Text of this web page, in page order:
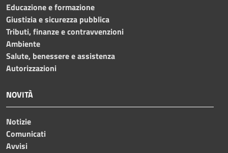
Educazione e formazione
Giustizia e sicurezza pubblica
Tributi, finanze e contravvenzioni
Ambiente
Salute, benessere e assistenza
Autorizzazioni
NOVITÀ
Notizie
Comunicati
Avvisi